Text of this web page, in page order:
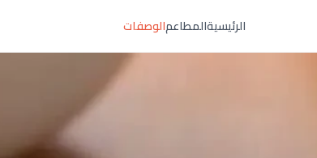
الرئيسيةالمطاعمالوصفات